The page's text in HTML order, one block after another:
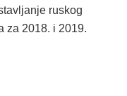
ruskog
za 2018. i 2019.